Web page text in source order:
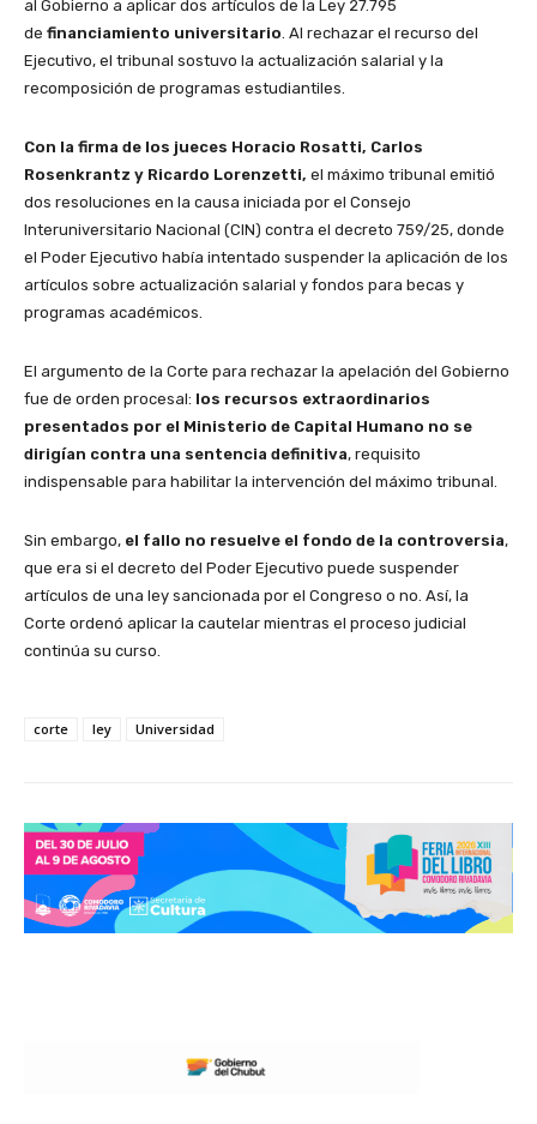
al Gobierno a aplicar dos artículos de la Ley 27.795
de financiamiento universitario . Al rechazar el recurso del
Ejecutivo, el tribunal sostuvo la actualización salarial y la
recomposición de programas estudiantiles.
Con la firma de los jueces Horacio Rosatti, Carlos
Rosenkrantz y Ricardo Lorenzetti, el máximo tribunal emitió
dos resoluciones en la causa iniciada por el Consejo
Interuniversitario Nacional (CIN) contra el decreto 759/25, donde
el Poder Ejecutivo había intentado suspender la aplicación de los
artículos sobre actualización salarial y fondos para becas y
programas académicos.
El argumento de la Corte para rechazar la apelación del Gobierno
fue de orden procesal: los recursos extraordinarios
presentados por el Ministerio de Capital Humano no se
dirigían contra una sentencia definitiva, requisito
indispensable para habilitar la intervención del máximo tribunal.
Sin embargo, el fallo no resuelve el fondo de la controversia,
que era si el decreto del Poder Ejecutivo puede suspender
artículos de una ley sancionada por el Congreso o no. Así, la
Corte ordenó aplicar la cautelar mientras el proceso judicial
continúa su curso.
corte ley Universidad